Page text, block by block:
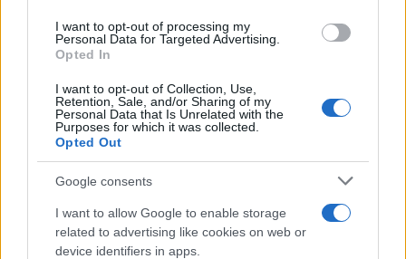
I want to opt-out of processing my
Personal Data for Targeted Advertising.
Opted In
I want to opt-out of Collection, Use,
Retention, Sale, and/or Sharing of my
Personal Data that Is Unrelated with the
Purposes for which it was collected.
Opted Out
Google consents
I want to allow Google to enable storage
related to advertising like cookies on web or
device identifiers in apps.